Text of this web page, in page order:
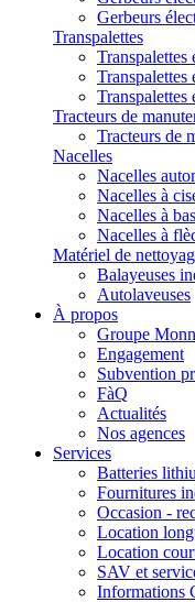
Gerbeurs
Transpalettes
Transpalettes
Transpalettes
Transpalettes
Tracteurs de
Tracteurs de
Nacelles
Nacelles
Nacelles à
Nacelles à
Nacelles à
Matériel de
Balayeuses
Autolaveuses
À propos
Groupe
Engagement
Subvention
FàQ
Actualités
Nos agences
Services
Batteries
Fournitures
Occasion -
Location
Location
SAV et
Informations